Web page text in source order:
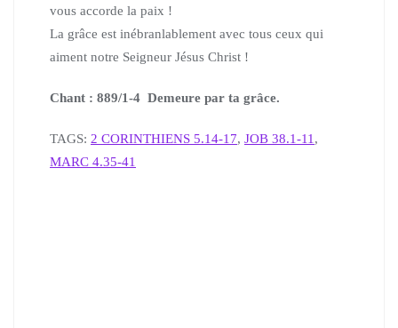
vous accorde la paix !
La grâce est inébranlablement avec tous ceux qui
aiment notre Seigneur Jésus Christ !
Chant : 889/1-4 Demeure par ta grâce.
TAGS: 2 CORINTHIENS 5.14-17, JOB 38.1-11 ,
MARC 4.35-41